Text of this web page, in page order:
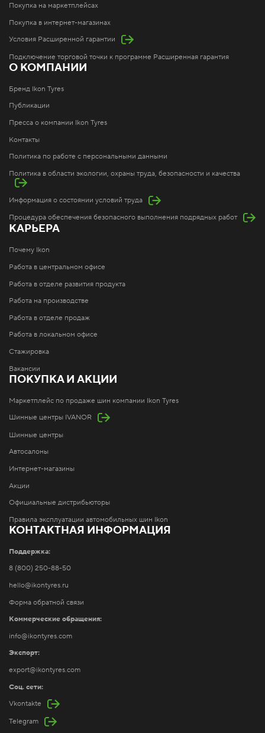
Покупка на маркетплейсах
Покупка в интернет-магазинах
Условия Расширенной гарантии
Подключение торговой точки к программе Расширенная гарантия
О КОМПАНИИ
Бренд Ikon Tyres
Публикации
Пресса о компании Ikon Tyres
Контакты
Политика по работе с персональными данными
Политика в области экологии, охраны труда, безопасности и качества
Информация о состоянии условий труда
Процедура обеспечения безопасного выполнения подрядных работ
КАРЬЕРА
Почему Ikon
Работа в центральном офисе
Работа в отделе развития продукта
Работа на производстве
Работа в отделе продаж
Работа в локальном офисе
Стажировка
Вакансии
ПОКУПКА И АКЦИИ
Маркетплейс по продаже шин компании Ikon Tyres
Шинные центры IVANOR
Шинные центры
Автосалоны
Интернет-магазины
Акции
Официальные дистрибьюторы
Правила эксплуатации автомобильных шин Ikon
КОНТАКТНАЯ ИНФОРМАЦИЯ
Поддержка:
8 (800) 250-88-50
hello@ikontyres.ru
Форма обратной связи
Коммерческие обращения:
info@ikontyres.com
Экспорт:
export@ikontyres.com
Соц. сети:
Vkontakte
Telegram